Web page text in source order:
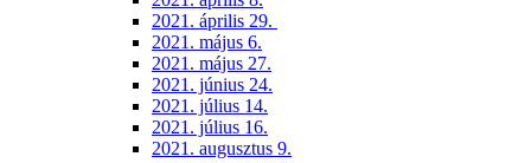
2021. április 29.
2021. május 6.
2021. május 27.
2021. június 24.
2021. július 14.
2021. július 16.
2021. augusztus 9.